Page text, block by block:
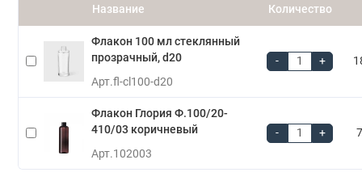
Название Количество
Флакон 100 мл стеклянный
прозрачный, d20
Арт.fl-cl100-d20
- +
Флакон Глория Ф.100/20-
410/03 коричневый
Арт.102003
- +